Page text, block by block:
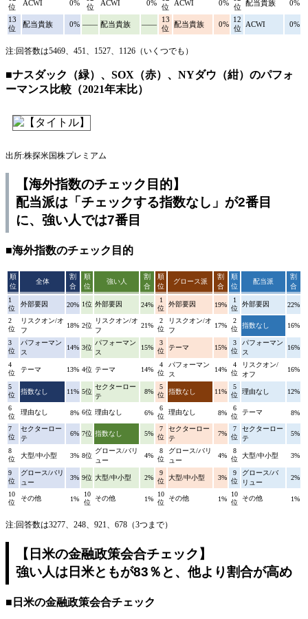
位
ACWI 0%
位
ACWI 0% 位
ACWI 0% 位 配当貴族
0%
13
位
配当貴族 0% ―― 配当貴族 ――
13
位
配当貴族 0%
12
位
ACWI 0%
注:回答数は5469、451、1527、1126（いくつでも）
■ナスダック（緑）、SOX（赤）、NYダウ（紺）のパフォ
ーマンス比較（2021年末比）
出所:株探米国株プレミアム
【海外指数のチェック目的】
配当派は「チェックする指数なし」が2番目
に、強い人では7番目
■海外指数のチェック目的
順
位
全体
割
合
順
位
強い人
割
合
順
位
グロース派
割
合
順
位
配当派
割
合
1
位
外部要因 20% 1位 外部要因 24%
1
位
外部要因 19%
1
位
外部要因 22%
2
位
リスクオン/オ
フ
18% 2位
リスクオン/オ
フ
21%
2
位
リスクオン/オ
フ
17%
2
位
指数なし 16%
3
位
パフォーマン
ス
14% 3位
パフォーマン
ス
15%
3
位
テーマ 15%
3
位
パフォーマン
ス
16%
4
位
テーマ 13% 4位 テーマ 14%
4
位
パフォーマン
ス
14%
4
位
リスクオン/
オフ
16%
5
位
指数なし 11% 5位
セクターロー
テ
8%
5
位
指数なし 11%
5
位
理由なし 12%
6
位
理由なし 8% 6位 理由なし 6%
6
位
理由なし 8%
6
位
テーマ 8%
7
位
セクターロー
テ
6% 7位 指数なし 5%
7
位
セクターロー
テ
7%
7
位
セクターロー
テ
5%
8
位
大型/中小型 3% 8位
グロース/バリ
ュー
4%
8
位
グロース/バリ
ュー
4%
8
位
大型/中小型 3%
9
位
グロース/バリ
ュー
3% 9位 大型/中小型 2%
9
位
大型/中小型 3%
9
位
グロース/バ
リュー
2%
10
位
その他 1%
10
位
その他 1%
10
位
その他 1%
10
位
その他 1%
注:回答数は3277、248、921、678（3つまで）
【日米の金融政策会合チェック】
強い人は日米ともが83％と、他より割合が高め
■日米の金融政策会合チェック